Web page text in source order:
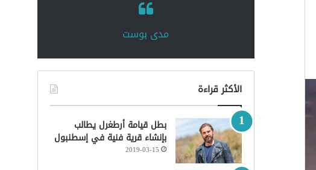
‏مدى بوست‏
الأكثر قراءة
بطل قيامة أرطغرل يطالب
بإنشاء قرية فنية في إسطنبول
2019-03-15